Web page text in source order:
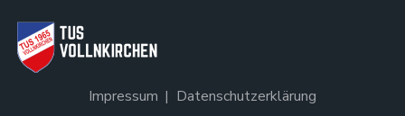
Impressum
Datenschutzerklärung